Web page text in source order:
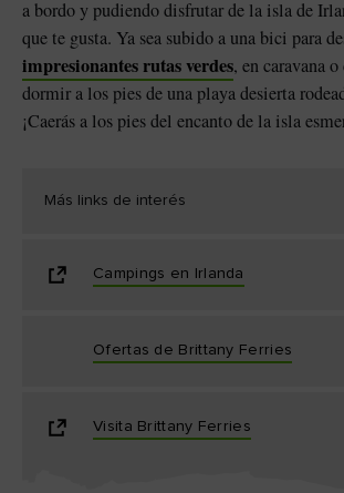
a bordo y pudiendo disfrutar de la isla de
que te gusta. Ya sea subido a una bici para
impresionantes rutas verdes, en caravana
dormir a los pies de una playa desierta
¡Caerás a los pies del encanto de la isla
Más links de interés
Campings en Irlanda
Ofertas de Brittany Ferries
Visita Brittany Ferries